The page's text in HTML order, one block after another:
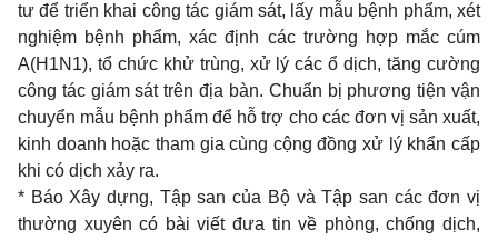
tư để triển khai công tác giám sát, lấy mẫu bệnh phẩm, xét
nghiệm bệnh phẩm, xác định các trường hợp mắc cúm
A(H1N1), tổ chức khử trùng, xử lý các ổ dịch, tăng cường
công tác giám sát trên địa bàn. Chuẩn bị phương tiện vận
chuyển mẫu bệnh phẩm để hỗ trợ cho các đơn vị sản xuất,
kinh doanh hoặc tham gia cùng cộng đồng xử lý khẩn cấp
khi có dịch xảy ra.
* Báo Xây dựng, Tập san của Bộ và Tập san các đơn vị
thường xuyên có bài viết đưa tin về phòng, chống dịch,